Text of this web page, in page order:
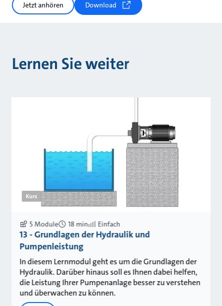
Jetzt anhören Download
Lernen Sie weiter
Kurs
5 Module 18 min Einfach
13 - Grundlagen der Hydraulik und
Pumpenleistung
In diesem Lernmodul geht es um die Grundlagen der
Hydraulik. Darüber hinaus soll es Ihnen dabei helfen,
die Leistung Ihrer Pumpenanlage besser zu verstehen
und überwachen zu können.